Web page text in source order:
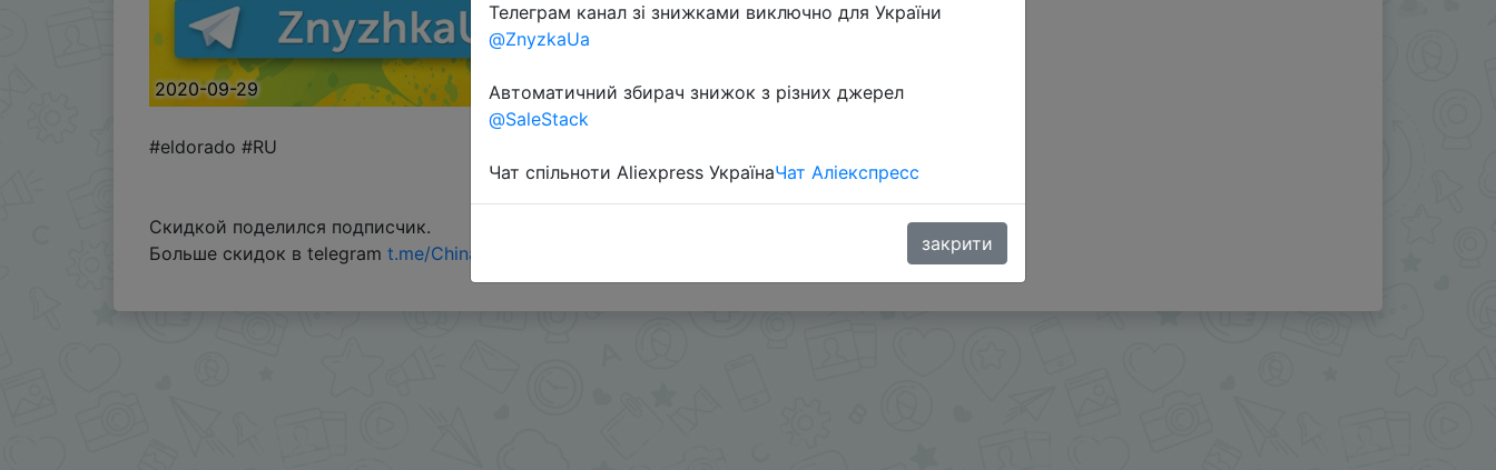
2020-09-29
#eldorado #RU
Скидкой поделился подписчик.
Больше скидок в telegram t.me/ChinaGoodBuy
Телеграм канал зі знижками виключно для України
@ZnyzkaUa
Автоматичний збирач знижок з різних джерел
@SaleStack
Чат спільноти Aliexpress УкраїнаЧат Аліекспресс
закрити